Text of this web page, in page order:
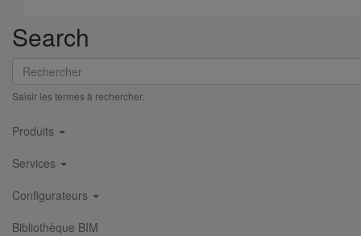
Search
Rechercher
Saisir les termes à rechercher.
Main
navigation
Produits
Services
Configurateurs
Bibliothèque BIM